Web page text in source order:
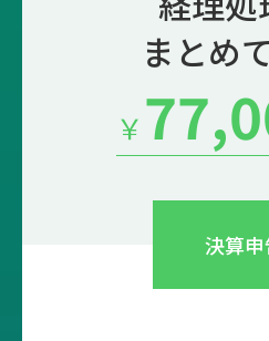
まとめ
￥
決算